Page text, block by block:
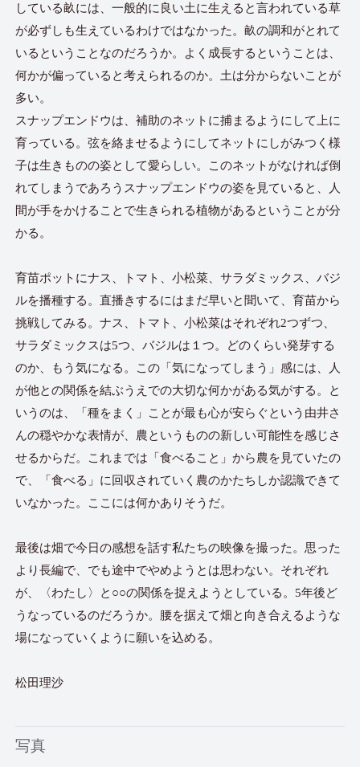
している畝には、一般的に良い土に生えると言われている草
が必ずしも生えているわけではなかった。畝の調和がとれて
いるということなのだろうか。よく成長するということは、
何かが偏っていると考えられるのか。土は分からないことが
多い。
スナップエンドウは、補助のネットに捕まるようにして上に
育っている。弦を絡ませるようにしてネットにしがみつく様
子は生きものの姿として愛らしい。このネットがなければ倒
れてしまうであろうスナップエンドウの姿を見ていると、人
間が手をかけることで生きられる植物があるということが分
かる。
育苗ポットにナス、トマト、小松菜、サラダミックス、バジ
ルを播種する。直播きするにはまだ早いと聞いて、育苗から
挑戦してみる。ナス、トマト、小松菜はそれぞれ2つずつ、
サラダミックスは5つ、バジルは１つ。どのくらい発芽する
のか、もう気になる。この「気になってしまう」感には、人
が他との関係を結ぶうえでの大切な何かがある気がする。と
いうのは、「種をまく」ことが最も心が安らぐという由井さ
んの穏やかな表情が、農というものの新しい可能性を感じさ
せるからだ。これまでは「食べること」から農を見ていたの
で、「食べる」に回収されていく農のかたちしか認識できて
いなかった。ここには何かありそうだ。
最後は畑で今日の感想を話す私たちの映像を撮った。思った
より長編で、でも途中でやめようとは思わない。それぞれ
が、〈わたし〉と○○の関係を捉えようとしている。5年後ど
うなっているのだろうか。腰を据えて畑と向き合えるような
場になっていくように願いを込める。
松田理沙
写真